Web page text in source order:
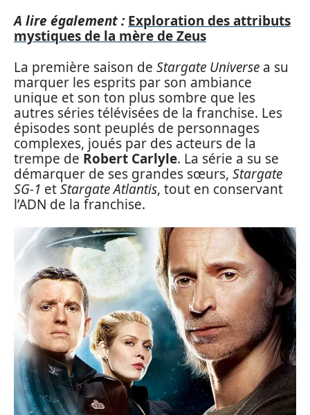
A lire également : Exploration des attributs
mystiques de la mère de Zeus
La première saison de Stargate Universe a su
marquer les esprits par son ambiance
unique et son ton plus sombre que les
autres séries télévisées de la franchise. Les
épisodes sont peuplés de personnages
complexes, joués par des acteurs de la
trempe de Robert Carlyle. La série a su se
démarquer de ses grandes sœurs, Stargate
SG-1 etStargate Atlantis, tout en conservant
l’ADN de la franchise.